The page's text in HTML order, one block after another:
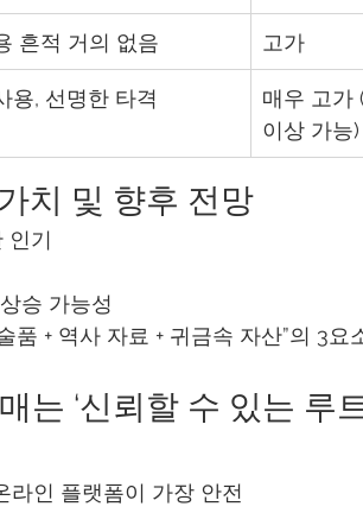
흔적 거의 없음 고가
용, 선명한 타격
매우 고가
이상 가능)
치 및 향후 전망
인기
승 가능성
품 + 역사 자료 + 귀금속 자산”의 3요
는 ‘신뢰할 수 있는 루
라인 플랫폼이 가장 안전